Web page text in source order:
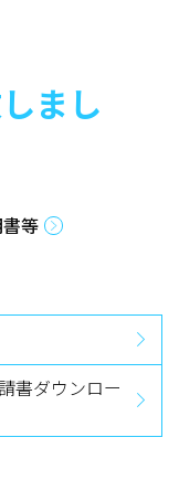
まし
等
書ダウンロー